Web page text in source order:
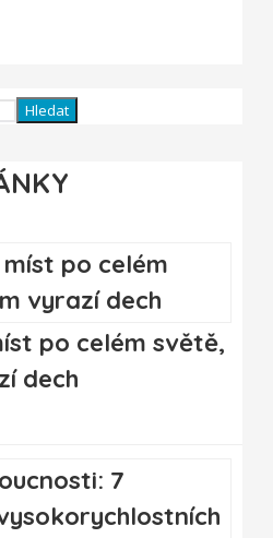
Hledat
po celém světě,
dech